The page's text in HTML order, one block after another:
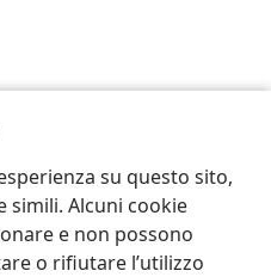
su questo sito,
simili. Alcuni cookie
e non possono
o rifiutare l’utilizzo